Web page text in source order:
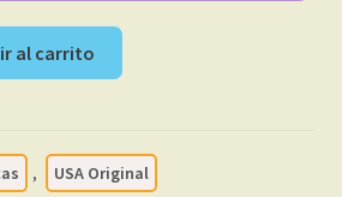
al carrito
, USA Original